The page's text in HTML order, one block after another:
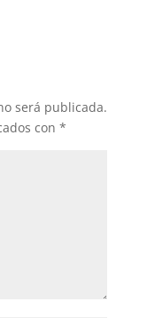
será publicada.
con *